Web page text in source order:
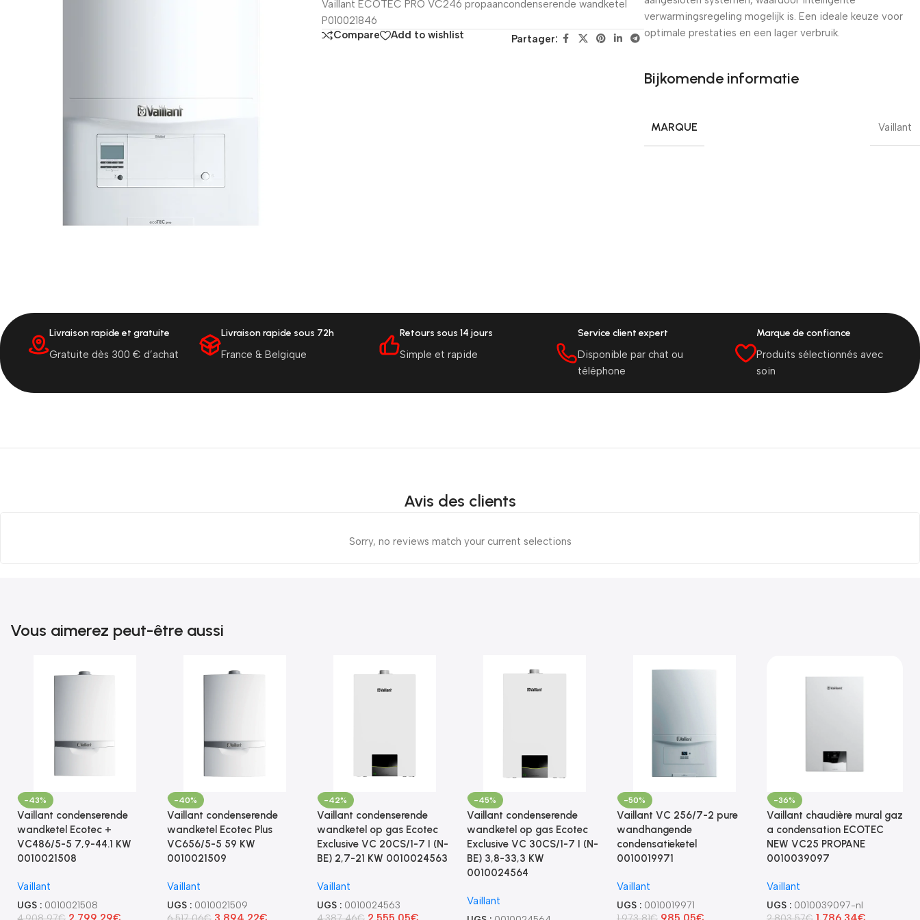
Vaillant ECOTEC PRO VC246 propaancondenserende wandketel
P010021846
Compare
Add to wishlist Partager:
verwarmingsregeling mogelijk is. Een ideale keuze voor
optimale prestaties en een lager verbruik.
Bijkomende informatie
MARQUE Vaillant
Livraison rapide et gratuite
Gratuite dès 300 € d’achat
Livraison rapide sous 72h
France & Belgique
Retours sous 14 jours
Simple et rapide
Service client expert
Disponible par chat ou
téléphone
Marque de confiance
Produits sélectionnés avec
soin
Avis des clients
Sorry, no reviews match your current selections
Vous aimerez peut-être aussi
-43%
Vaillant condenserende
wandketel Ecotec +
VC486/5-5 7,9-44.1 KW
0010021508
Vaillant
UGS : 0010021508
-40%
Vaillant condenserende
wandketel Ecotec Plus
VC656/5-5 59 KW
0010021509
Vaillant
UGS : 0010021509
-42%
Vaillant condenserende
wandketel op gas Ecotec
Exclusive VC 20CS/1-7 I (N-
BE) 2,7-21 KW 0010024563
Vaillant
UGS : 0010024563
-45%
Vaillant condenserende
wandketel op gas Ecotec
Exclusive VC 30CS/1-7 I (N-
BE) 3,8-33,3 KW
0010024564
Vaillant
-50%
Vaillant VC 256/7-2 pure
wandhangende
condensatieketel
0010019971
Vaillant
UGS : 0010019971
-36%
Vaillant chaudière mural gaz
a condensation ECOTEC
NEW VC25 PROPANE
0010039097
Vaillant
UGS : 0010039097-nl